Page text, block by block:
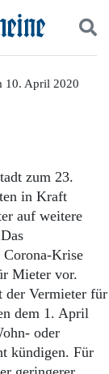
10. April 2020
zum 23.
in Kraft
auf weitere
Corona-Krise
Mieter vor.
der Vermieter für
dem 1. April
oder
kündigen. Für